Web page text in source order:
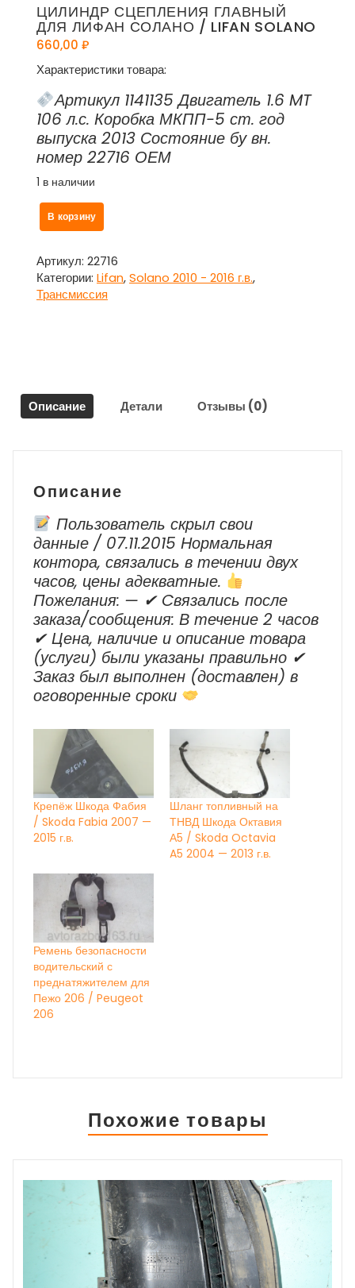
ЦИЛИНДР СЦЕПЛЕНИЯ ГЛАВНЫЙ
ДЛЯ ЛИФАН СОЛАНО / LIFAN SOLANO
660,00 ₽
Характеристики товара:
Артикул 1141135 Двигатель 1.6 MT
106 л.с. Коробка МКПП-5 ст. год
выпуска 2013 Состояние бу вн.
номер 22716 ОЕМ
1 в наличии
Количество
товара
сцепления
главный
для
В корзину
Артикул: 22716
Категории: Lifan,Solano 2010 - 2016 г.в.,
Трансмиссия
Описание Детали Отзывы (0)
Описание
Пользователь скрыл свои
данные / 07.11.2015 Нормальная
контора, связались в течении двух
часов, цены адекватные.
Пожелания: — ✔ Cвязались после
заказа/сообщения: В течение 2 часов
✔ Цена, наличие и описание товара
(услуги) были указаны правильно ✔
Заказ был выполнен (доставлен) в
оговоренные сроки
Крепёж Шкода Фабия
/ Skoda Fabia 2007 —
2015 г.в.
Шланг топливный на
ТНВД Шкода Октавия
А5 / Skoda Octavia
A5 2004 — 2013 г.в.
Ремень безопасности
водительский с
преднатяжителем для
Пежо 206 / Peugeot
206
Похожие товары